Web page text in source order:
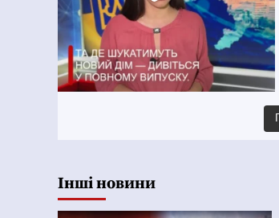
Інші новини